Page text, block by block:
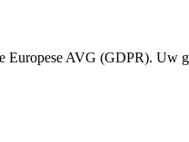
AVG (GDPR). Uw